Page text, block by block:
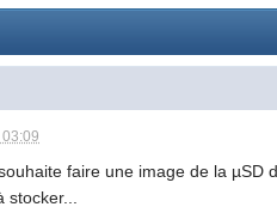
faire une image de la
stocker...